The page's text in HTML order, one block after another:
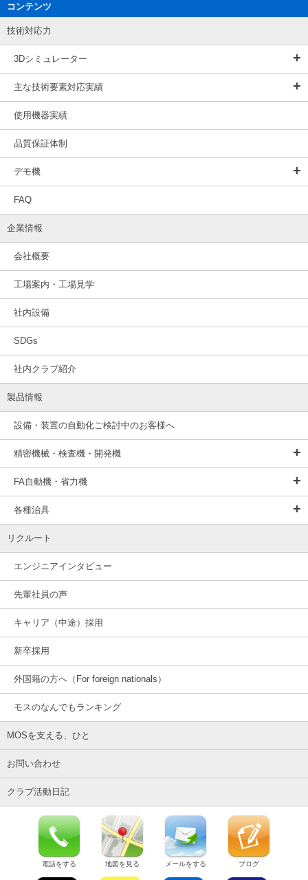
コンテンツ
技術対応力
3Dシミュレーター
主な技術要素対応実績
使用機器実績
品質保証体制
デモ機
FAQ
企業情報
会社概要
工場案内・工場見学
社内設備
SDGs
社内クラブ紹介
製品情報
設備・装置の自動化ご検討中のお客様へ
精密機械・検査機・開発機
FA自動機・省力機
各種治具
リクルート
エンジニアインタビュー
先輩社員の声
キャリア（中途）採用
新卒採用
外国籍の方へ（For foreign nationals）
モスのなんでもランキング
MOSを支える、ひと
お問い合わせ
クラブ活動日記
電話をする 地図を見る メールをする ブログ